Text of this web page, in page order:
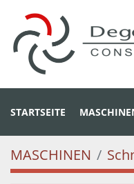
STARTSEITE
MASCHINEN